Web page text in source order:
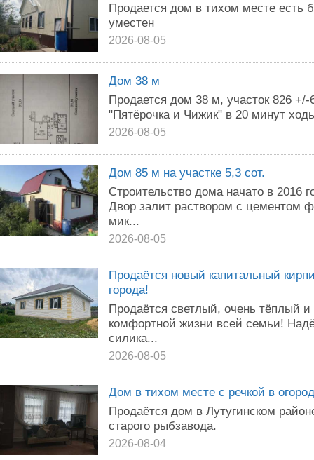
Продается дом в тихом месте есть
уместен
2026-08-05
Дом 38 м
Продается дом 38 м, участок 826
"Пятёрочка и Чижик" в 20 минут
2026-08-05
Дом 85 м на участке 5,3 сот.
Строительство дома начато в 2016
Двор залит раствором с цементом
мик...
2026-08-05
Продаётся новый капитальный
города!
Продаётся светлый, очень тёплый
комфортной жизни всей семьи!
силика...
2026-08-05
Дом в тихом месте с речкой в
Продаётся дом в Лутугинском
старого рыбзавода.
2026-08-04